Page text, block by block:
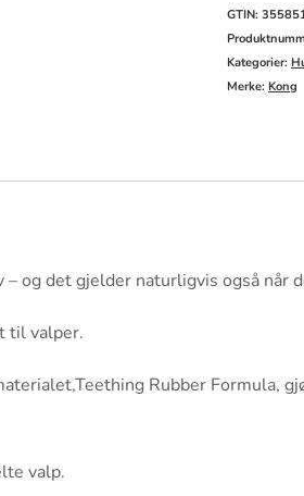
GTIN:
Kategorier:
Merke:Kong
og det gjelder naturligvis også når
til valper.
Rubber Formula,
valp.